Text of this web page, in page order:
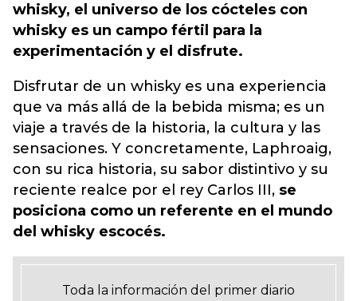
whisky, el universo de los cócteles con
whisky es un campo fértil para la
experimentación y el disfrute.
Disfrutar de un whisky es una experiencia
que va más allá de la bebida misma; es un
viaje a través de la historia, la cultura y las
sensaciones. Y concretamente, Laphroaig,
con su rica historia, su sabor distintivo y su
reciente realce por el rey Carlos III, se
posiciona como un referente en el mundo
del whisky escocés.
Toda la información del primer diario